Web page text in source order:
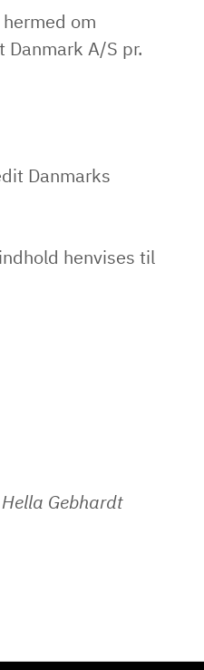
om
A/S pr.
Danmarks
henvises til
Gebhardt